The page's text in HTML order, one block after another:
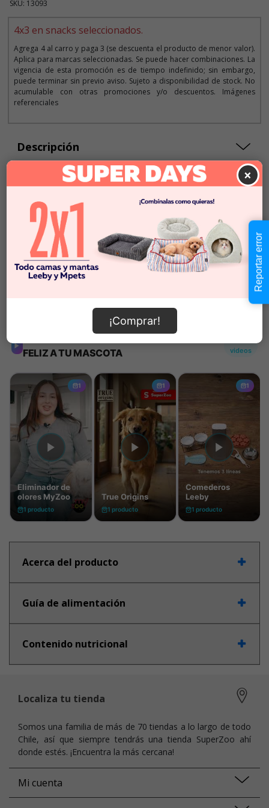
SKU: 13093
4x3 en snacks seleccionados.
Agrega 4 al carro y paga 3 (se descuenta el producto de menor valor).
Aplica para marcas seleccionadas. Se puede hacer combinaciones. La
vigencia de esta promoción es de tiempo indefinido; sin embargo,
puede terminar sin previo aviso. Sujeto a disponibilidad de stock. No
acumulable con otras promociones y/o descuentos. Imágenes
referenciales
Descripción
Cantidad:
-
$6.990
En Stock
Añadir al carrito
Información de envío
Acerca del producto
Guía de alimentación
Contenido nutricional
×
¡Comprar!
Localiza tu tienda
Somos una familia de más de 70 tiendas a lo largo de todo
Chile, así que siempre tendrás una tienda SuperZoo ahí
donde estés. ¡Encuentra la más cercana!
Mi cuenta
Reportar error